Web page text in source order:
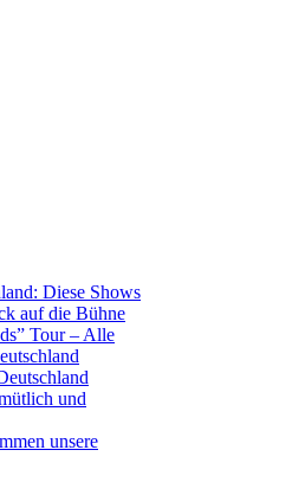
Diese Shows
auf die Bühne
Tour – Alle
und
unsere